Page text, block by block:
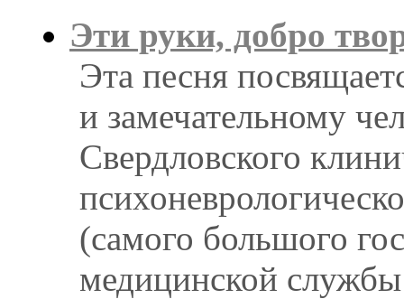
Эти руки, добро
Эта песня
и замечательному
Свердловского
(самого большого
медицинской